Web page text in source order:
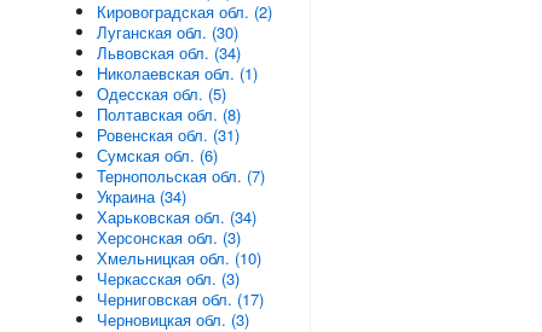
Кировоградская обл. (2)
Луганская обл. (30)
Львовская обл. (34)
Николаевская обл. (1)
Одесская обл. (5)
Полтавская обл. (8)
Ровенская обл. (31)
Сумская обл. (6)
Тернопольская обл. (7)
Украина (34)
Харьковская обл. (34)
Херсонская обл. (3)
Хмельницкая обл. (10)
Черкасская обл. (3)
Черниговская обл. (17)
Черновицкая обл. (3)